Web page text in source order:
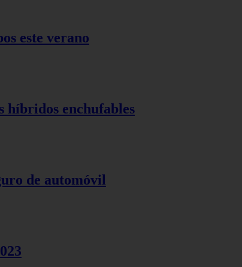
este verano
híbridos enchufables
de automóvil